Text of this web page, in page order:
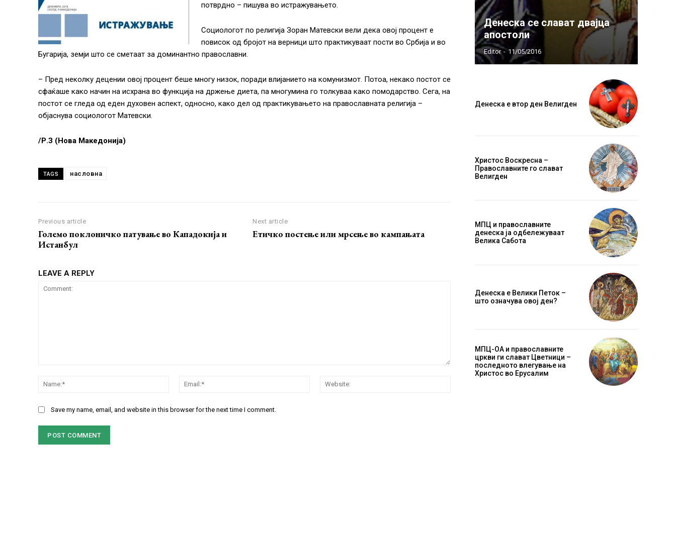
потврдно – пишува во истражувањето.
Социологот по религија Зоран Матевски вели дека овој процент е
повисок од бројот на верници што практикуваат пости во Србија и во
Бугарија, земји што се сметаат за доминантно православни.
– Пред неколку децении овој процент беше многу низок, поради влијанието на комунизмот. Потоа, некако постот се
сфаќаше како начин на исхрана во функција на држење диета, па многумина го толкуваа како помодарство. Сега, на
постот се гледа од еден духовен аспект, односно, како дел од практикувањето на православната религија –
објаснува социологот Матевски.
/Р.З (Нова Македонија)
TAGS насловна
Previous article
Големо поклоничко патување во Кападокија и
Истанбул
Next article
Етичко постење или мрсење во кампањата
LEAVE A REPLY
Name:*
Email:*
Save my name, email, and website in this browser for the next time I comment.
Денеска се слават двајца
апостоли
Editor - 11/05/2016
Денеска е втор ден Велигден
Христос Воскресна –
Православните го слават
Велигден
МПЦ и православните
денеска ја одбележуваат
Велика Сабота
Денеска е Велики Петок –
што означува овој ден?
МПЦ-ОА и православните
цркви ги слават Цветници –
последното влегување на
Христос во Ерусалим